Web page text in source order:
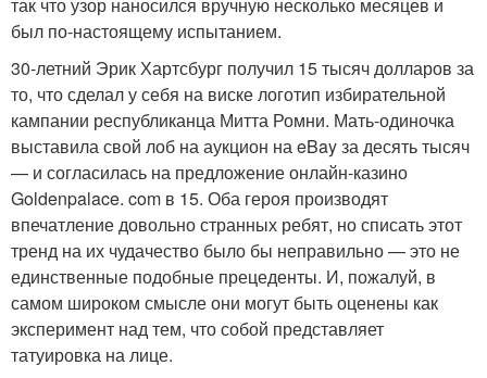
так что узор наносился вручную несколько месяцев и
был по-настоящему испытанием.
30-летний Эрик Хартсбург получил 15 тысяч долларов за
то, что сделал у себя на виске логотип избирательной
кампании республиканца Митта Ромни. Мать-одиночка
выставила свой лоб на аукцион на eBay за десять тысяч
— и согласилась на предложение онлайн-казино
Goldenpalace. com в 15. Оба героя производят
впечатление довольно странных ребят, но списать этот
тренд на их чудачество было бы неправильно — это не
единственные подобные прецеденты. И, пожалуй, в
самом широком смысле они могут быть оценены как
эксперимент над тем, что собой представляет
татуировка на лице.